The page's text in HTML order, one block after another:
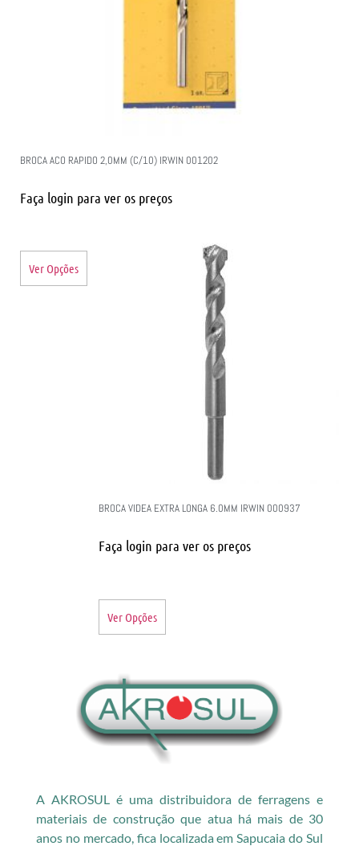
BROCA ACO RAPIDO 2,0MM (C/10) IRWIN 001202
Faça login para ver os preços
Ver Opções
BROCA VIDEA EXTRA LONGA 6.0MM IRWIN 000937
Faça login para ver os preços
Ver Opções
A AKROSUL é uma distribuidora de ferragens e
materiais de construção que atua há mais de 30
anos no mercado, fica localizada em Sapucaia do Sul